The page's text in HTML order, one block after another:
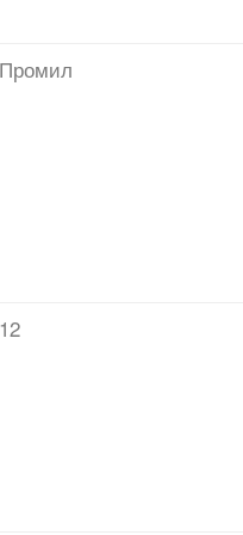
Промил
12